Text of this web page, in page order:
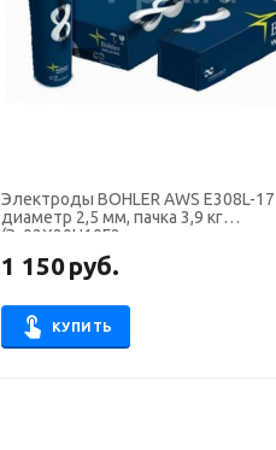
Электроды BOHLER AWS E308L-17
диаметр 2,5 мм, пачка 3,9 кг
(Э-02Х20Н10Г2, пост. + перем.,
1 150руб.
КУПИТЬ